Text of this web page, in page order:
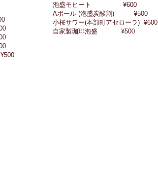
泡盛モヒート ¥600
Aボール (泡盛炭酸割) ¥500
小桜サワー(本部町アセローラ) ¥600
自家製珈琲泡盛 ¥500